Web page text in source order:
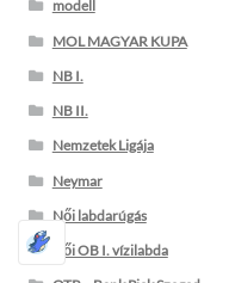
modell
MOL MAGYAR KUPA
NB I.
NB II.
Nemzetek Ligája
Neymar
Női labdarúgás
Női OB I. vízilabda